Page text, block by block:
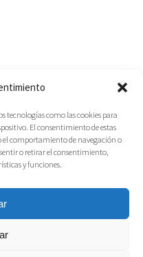
tecnologías como las cookies para
El consentimiento de estas
el comportamiento de navegación o
o retirar el consentimiento,
y funciones.